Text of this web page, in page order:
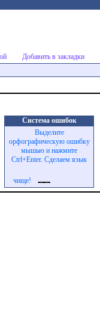
Добавить в закладки
Система ошибок
Выделите
орфографическую ошибку
мышью и нажмите
Ctrl+Enter. Сделаем язык
чище!